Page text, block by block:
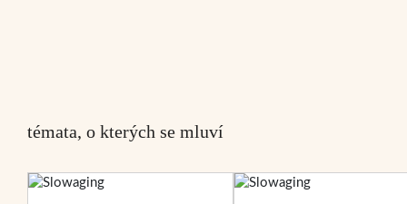
témata, o kterých se mluví